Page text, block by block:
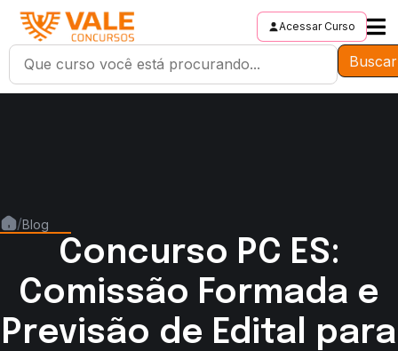
Acessar Curso
Buscar
/Blog
Concurso PC ES:
Comissão Formada e
Previsão de Edital para